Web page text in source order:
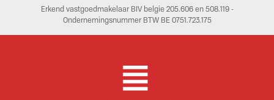
Erkend vastgoedmakelaar BIV belgie 205.606 en 508.119 -
Ondernemingsnummer BTW BE 0751.723.175